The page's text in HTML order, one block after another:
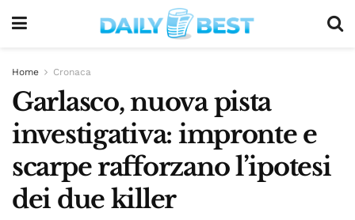
Home Cronaca
Garlasco, nuova pista
investigativa: impronte e
scarpe rafforzano l’ipotesi
dei due killer